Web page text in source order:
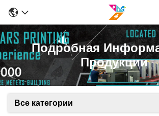
Подробная
Продукции
Все категории